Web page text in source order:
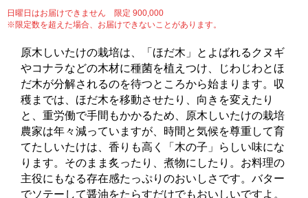
日曜日はお届けできません 限定 900,000
※限定数を超えた場合、お届けできないことがあります。
原木しいたけの栽培は、「ほだ木」とよばれるクヌギ
やコナラなどの木材に種菌を植えつけ、じわじわとほ
だ木が分解されるのを待つところから始まります。収
穫までは、ほだ木を移動させたり、向きを変えたり
と、重労働で手間もかかるため、原木しいたけの栽培
農家は年々減っていますが、時間と気候を尊重して育
てたしいたけは、香りも高く「木の子」らしい味にな
ります。そのまま炙ったり、煮物にしたり。お料理の
主役にもなる存在感たっぷりのおいしさです。バター
でソテーして醤油をたらすだけでもおいしいですよ。